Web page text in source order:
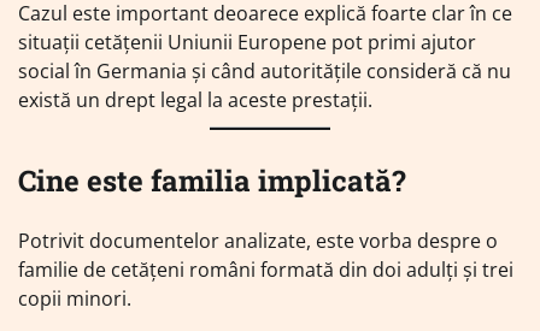
Cazul este important deoarece explică foarte clar în ce
situații cetățenii Uniunii Europene pot primi ajutor
social în Germania și când autoritățile consideră că nu
există un drept legal la aceste prestații.
Cine este familia implicată?
Potrivit documentelor analizate, este vorba despre o
familie de cetățeni români formată din doi adulți și trei
copii minori.